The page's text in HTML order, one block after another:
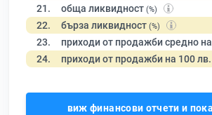
21. обща ликвидност (%)
22. бърза ликвидност (%)
23. приходи от продажби средно
24. приходи от продажби на 100
виж финансови отчети и